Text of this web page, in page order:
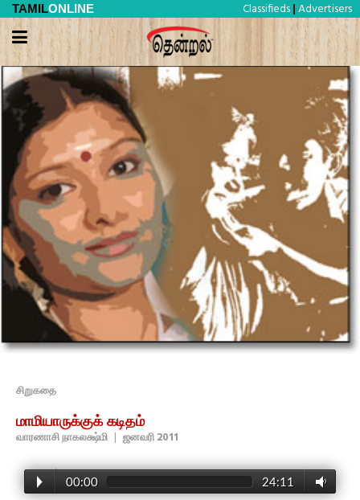
TAMILONLINE Classifieds | Advertisers
சிறுகதை
மாமியாருக்குக் கடிதம்
வாரணாசி நாகலக்ஷ்மி | ஜனவரி 2011
00:00 24:11